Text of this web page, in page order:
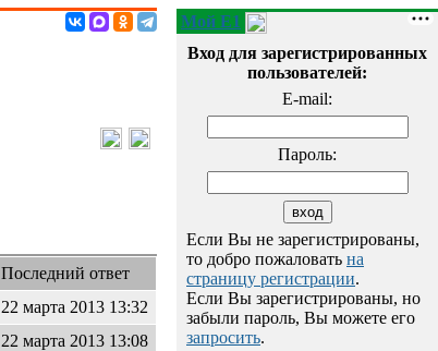
Последний ответ
22 марта 2013 13:32
22 марта 2013 13:08
Мой E1
Вход для зарегистрированных
пользователей:
E-mail:
Пароль:
Если Вы не зарегистрированы,
то добро пожаловать на
страницу регистрации.
Если Вы зарегистрированы, но
забыли пароль, Вы можете его
запросить.